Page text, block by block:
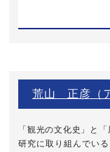
荒山 正彦（
「観光の文化史」と
研究に取り組んでい